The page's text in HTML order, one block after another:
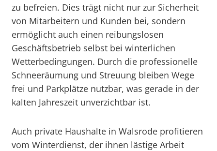
zu befreien. Dies trägt nicht nur zur Sicherheit
von Mitarbeitern und Kunden bei, sondern
ermöglicht auch einen reibungslosen
Geschäftsbetrieb selbst bei winterlichen
Wetterbedingungen. Durch die professionelle
Schneeräumung und Streuung bleiben Wege
frei und Parkplätze nutzbar, was gerade in der
kalten Jahreszeit unverzichtbar ist.
Auch private Haushalte in Walsrode profitieren
vom Winterdienst, der ihnen lästige Arbeit